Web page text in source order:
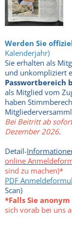
Werden Sie
Kalenderjahr)
Sie erhalten als
und unkompliziert
Passwortbereich
als Mitglied vom
haben
Bei Beitritt ab
Dezember 2026.
Detail-
online
sind zu machen)*
PDF
Scan)
*Falls Sie
sich vorab bei uns